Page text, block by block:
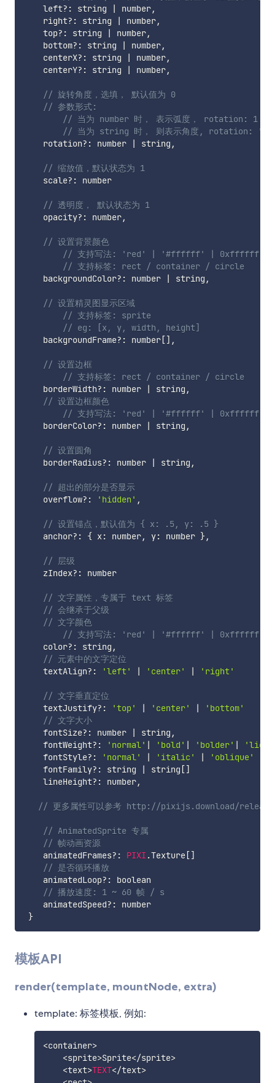
    left
? : string number,
    right
? : string number,
    top
? : string number,
    bottom
? : string number,
    centerX
? : string number,
    centerY
? : string number,
// 旋转角度，选填， 默认值为 0
// 参数形式:
// 当为 number 时， 表示弧度， rotation: 1
// 当为 string 时， 则表示角度, rotation:
    rotation
? : number string ,
// 缩放值，默认状态为 1
    scale
? : number
// 透明度， 默认状态为 1
    opacity
? : number,
// 设置背景颜色
// 支持写法: 'red' | '#ffffff' | 0xffffff
// 支持标签: rect / container / circle
    backgroundColor
? : number string ,
// 设置精灵图显示区域
// 支持标签: sprite
// eg: [x, y, width, height]
    backgroundFrame
? : number[ ] ,
// 设置边框
// 支持标签: rect / container / circle
    borderWidth
? : number string ,
// 设置边框颜色
// 支持写法: 'red' | '#ffffff' | 0xffffff
    borderColor
? : number string ,
// 设置圆角
    borderRadius
? : number string ,
// 超出的部分是否显示
    overflow
? : 'hidden' ,
// 设置锚点，默认值为 { x: .5, y: .5 }
    anchor
? : { x: number, y: number },
// 层级
    zIndex
? : number
// 文字属性，专属于 text 标签
// 会继承于父级
// 文字颜色
// 支持写法: 'red' | '#ffffff' | 0xffffff
    color
? : string ,
// 元素中的文字定位
    textAlign
? : 'left' 'center' 'right'
// 文字垂直定位
    textJustify
? : 'top' 'center'
'bottom'
// 文字大小
    fontSize
? : number string ,
    fontWeight
? : 'normal' 'bold' 'bolder'
    fontStyle
? : 'normal' 'italic'
'oblique'
    fontFamily
? : string string [ ]
    lineHeight
? : number,
// 更多属性可以参考 http://pixijs.download/
// AnimatedSprite 专属
// 帧动画资源
    animatedFrames
? : PIXI .Texture[ ]
// 是否循环播放
    animatedLoop
? :
boolean
// 播放速度: 1 ~ 60 帧 / s
    animatedSpeed
? :
number
}
模板API
render(template, mountNode, extra)
template: 标签模板, 例如:
<container>
<sprite>Sprite</sprite>
<text>TEXT</text>